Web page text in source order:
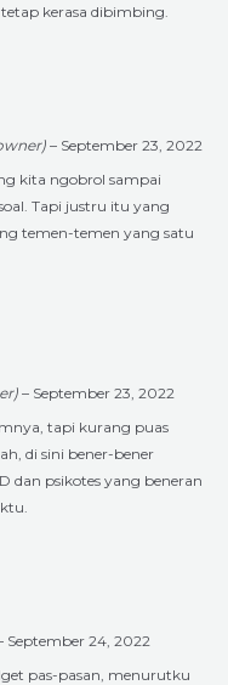
kerasa dibimbing.
– September 23, 2022
kita ngobrol sampai
Tapi justru itu yang
temen-temen yang satu
– September 23, 2022
tapi kurang puas
di sini bener-bener
dan psikotes yang beneran
September 24, 2022
pas-pasan, menurutku